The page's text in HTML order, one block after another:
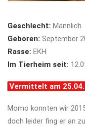
Geschlecht: Männlich
Geboren: September
Rasse: EKH
Im Tierheim seit:
Vermittelt am
Momo konnten wir
doch leider fing er an